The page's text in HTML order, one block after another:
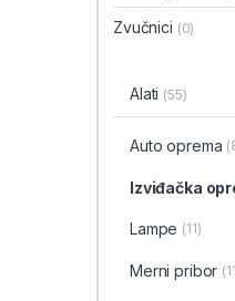
Zvučnici (0)
Alati (55)
Auto oprema
Izviđačka
Lampe (11)
Merni pribor